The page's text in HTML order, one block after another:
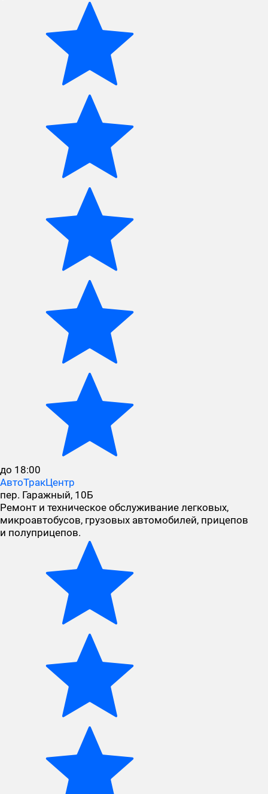
до 18:00
АвтоТракЦентр
пер. Гаражный, 10Б
Ремонт и техническое обслуживание легковых,
микроавтобусов, грузовых автомобилей, прицепов
и полуприцепов.